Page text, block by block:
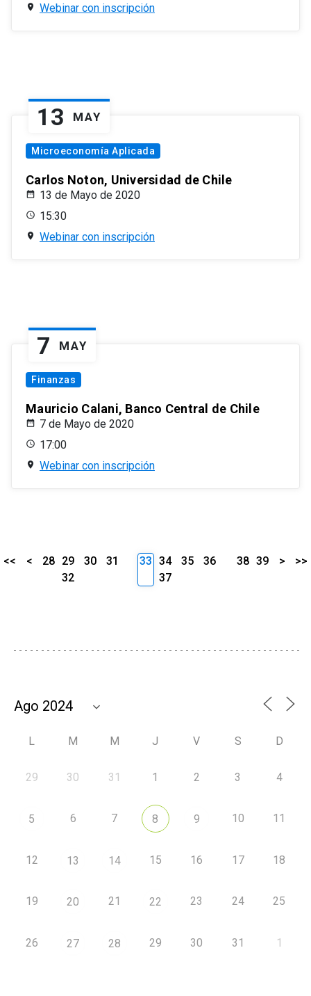
Webinar con inscripción
13 MAY
Microeconomía Aplicada
Carlos Noton, Universidad de Chile
13 de Mayo de 2020
15:30
Webinar con inscripción
7 MAY
Finanzas
Mauricio Calani, Banco Central de Chile
7 de Mayo de 2020
17:00
Webinar con inscripción
<< < 28 29 30
31
32
33 34 35
36
37
38 39 > >>
L M M J V S D
29 30 31 1 2 3 4
5 6 7 8 9 10 11
12 13 14 15 16 17 18
19 20 21 22 23 24 25
26 27 28 29 30 31 1